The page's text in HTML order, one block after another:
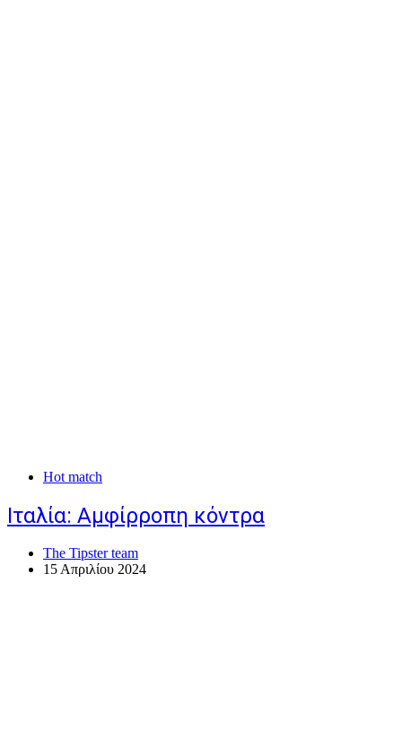
Hot match
Ιταλία: Αμφίρροπη κόντρα
The Tipster team
15 Απριλίου 2024